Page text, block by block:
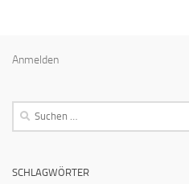
Anmelden
Suchen
nach:
SCHLAGWÖRTER